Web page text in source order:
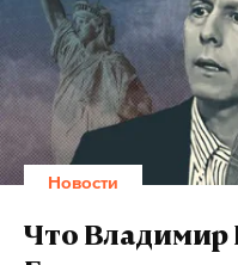
Ранее сообщалось,
закончился.
автозаправочных
приостанавливали,
возобновили.
Подпишитесь
Новости
Что Владимир